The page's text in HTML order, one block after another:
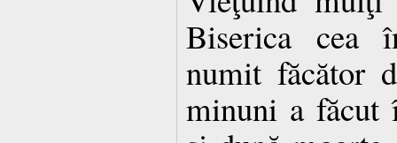
Biserica cea
numit făcător
minuni a făcut